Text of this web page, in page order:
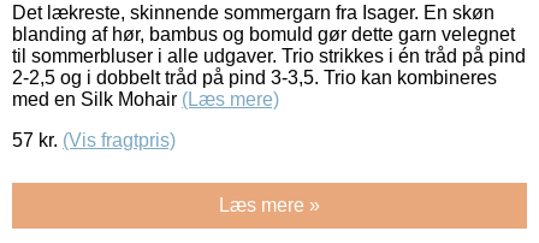
Det lækreste, skinnende sommergarn fra Isager. En skøn
blanding af hør, bambus og bomuld gør dette garn velegnet
til sommerbluser i alle udgaver. Trio strikkes i én tråd på pind
2-2,5 og i dobbelt tråd på pind 3-3,5. Trio kan kombineres
med en Silk Mohair (Læs mere)
57 kr. (Vis fragtpris)
Læs mere »